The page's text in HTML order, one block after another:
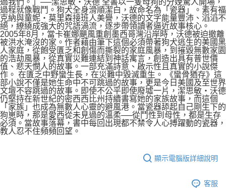
過我們。」──潔思敏‧沃德 全書以一隻母狗的分娩驚人開場，
過程就像戰鬥。狗犬全身滑順潔白，故命名為「瓷器」。素有福
克納與童妮‧莫里森接班人美譽，沃德的文字能量豐沛、滔滔不
絕，繚繞成強大的咒語渦流，逐步帶領讀者逼近故事核心。
2005年8月，當卡崔娜颶風重創墨西哥灣沿岸時，沃德被迫撤離
被洪水淹沒的家。作者藉由筆下這個必須帶著狗犬逃生的美國黑
人家庭，從飽受匱乏和創傷而撕裂的家庭風暴，到摧毀無數家園
的浩劫風暴，從真實災難連結到神話寓言，創造出具有普世價
值、悲天憫人的故事。一部充滿詩意、啟示性且真實的小說傑
作。 在匱乏中野蠻生長，在災難中毀滅重生。 《蠻骨猶存》這
部小說不僅是她生命中不可跳過的故事，更是今日美國及至世界
文壇不容跳過的故事。即使不公平即使廢墟一片，潔思敏‧沃德
仍堅持在新世紀的密西西比州持續書寫她的家族故事，而這個
「家族」也成為無數人心靈的避風港。當瓷器舔起自己剛生下的
狗崽時，那是愛西從未見過的溫柔──從鬥性到母性，都是生存
必須。當故事落幕，書中每回出現都不禁令人心搏躍動的瓷器，
教人忍不住頻頻回望。
顯示電腦版詳細說明
客服